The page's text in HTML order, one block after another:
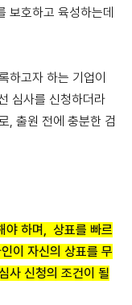
보호하고 육성하는데
하고자 하는 기업이
심사를 신청하더라
, 출원 전에 충분한 검
야 하며, 상표를 빠르
이 자신의 상표를 무
사 신청의 조건이 될